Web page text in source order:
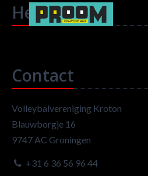
Headlines
Contact
Volleybalvereniging Kroton
Blauwborgje 16
9747 AC Groningen
+31 6 36 56 96 44